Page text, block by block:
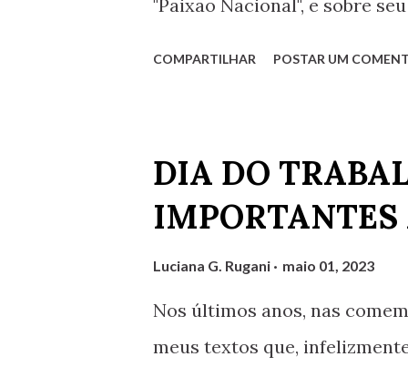
"Paixão Nacional", e sobre
COMPARTILHAR POSTAR UM
DIA DO
Luciana G. Rugani maio 01, 2023
Nos últimos anos, nas
meus textos que,